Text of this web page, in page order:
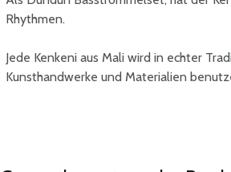
Rhythmen.
Jede Kenkeni aus Mali wird in echter
Kunsthandwerke und Materialien